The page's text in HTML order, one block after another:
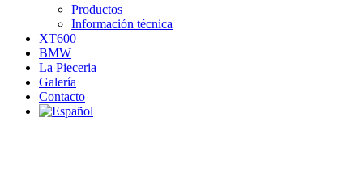
Productos
Información técnica
XT600
BMW
La Pieceria
Galería
Contacto